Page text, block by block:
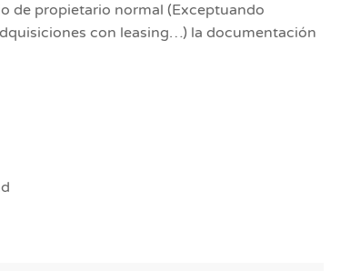
de propietario normal (Exceptuando
con leasing…) la documentación